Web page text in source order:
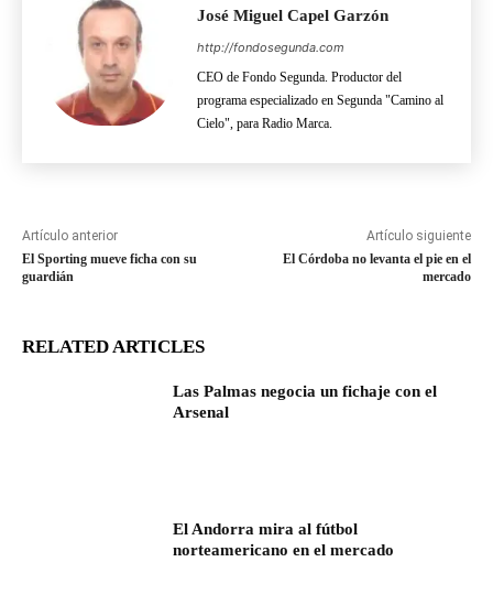
José Miguel Capel Garzón
http://fondosegunda.com
CEO de Fondo Segunda. Productor del
programa especializado en Segunda "Camino al
Cielo", para Radio Marca.
Artículo anterior
El Sporting mueve ficha con su
guardián
Artículo siguiente
El Córdoba no levanta el pie en el
mercado
RELATED ARTICLES
Las Palmas negocia un fichaje con el
Arsenal
El Andorra mira al fútbol
norteamericano en el mercado